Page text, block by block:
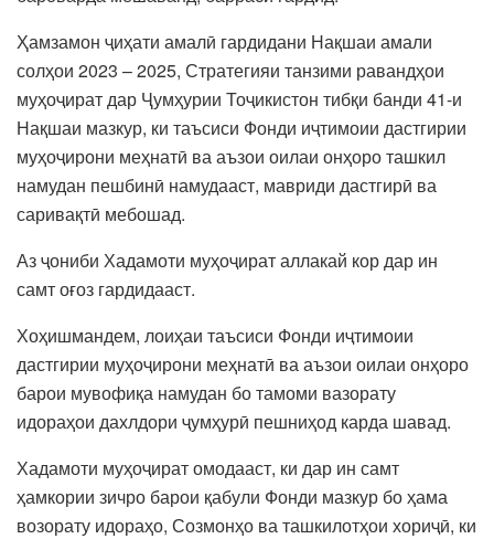
Ҳамзамон ҷиҳати амалӣ гардидани Нақшаи амали
солҳои 2023 – 2025, Стратегияи танзими равандҳои
муҳоҷират дар Ҷумҳурии Тоҷикистон тибқи банди 41-и
Нақшаи мазкур, ки таъсиси Фонди иҷтимоии дастгирии
муҳоҷирони меҳнатӣ ва аъзои оилаи онҳоро ташкил
намудан пешбинӣ намудааст, мавриди дастгирӣ ва
саривақтӣ мебошад.
Аз ҷониби Хадамоти муҳоҷират аллакай кор дар ин
самт оғоз гардидааст.
Хоҳишмандем, лоиҳаи таъсиси Фонди иҷтимоии
дастгирии муҳоҷирони меҳнатӣ ва аъзои оилаи онҳоро
барои мувофиқа намудан бо тамоми вазорату
идораҳои дахлдори ҷумҳурӣ пешниҳод карда шавад.
Хадамоти муҳоҷират омодааст, ки дар ин самт
ҳамкории зичро барои қабули Фонди мазкур бо ҳама
возорату идораҳо, Созмонҳо ва ташкилотҳои хориҷӣ, ки